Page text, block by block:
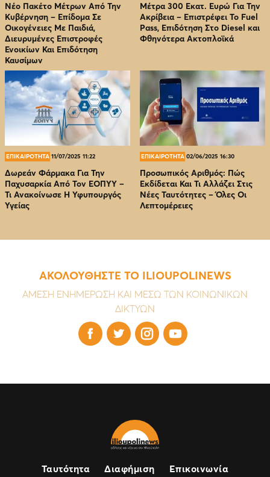
Νέο Πακέτο Μέτρων Από Την
Κυβέρνηση – Επίδομα Σε
Οικογένειες Με Παιδιά,
Διευρυμένες Επιστροφές
Ενοικίων Και Επιδότηση
Καυσίμων
Μέτρα 300 Εκατ. Ευρώ Για Την
Ακρίβεια – Επιστρέφει Το Fuel
Pass, Επιδότηση Στο Diesel και
Φθηνότερα Ακτοπλοϊκά
ΕΠΙΚΑΙΡΟΤΗΤΑ 11/07/2025 11:22
Δωρεάν Φάρμακα Για Την
Παχυσαρκία Από Τον EOΠΥΥ –
Τι Ανακοίνωσε Η Υφυπουργός
Υγείας
ΕΠΙΚΑΙΡΟΤΗΤΑ 02/06/2025 16:30
Προσωπικός Αριθμός: Πώς
Εκδίδεται Και Τι Αλλάζει Στις
Νέες Ταυτότητες – Όλες Οι
Λεπτομέρειες
ΑΚΟΛΟΥΘΗΣΤΕ ΤΟ ILIOUPOLINEWS
ΑΜΕΣΗ ΕΝΗΜΕΡΩΣΗ ΚΑΙ ΜΕΣΩ ΤΩΝ ΚΟΙΝΩΝΙΚΩΝ
ΔΙΚΤΥΩΝ
   
Ταυτότητα Διαφήμιση Επικοινωνία